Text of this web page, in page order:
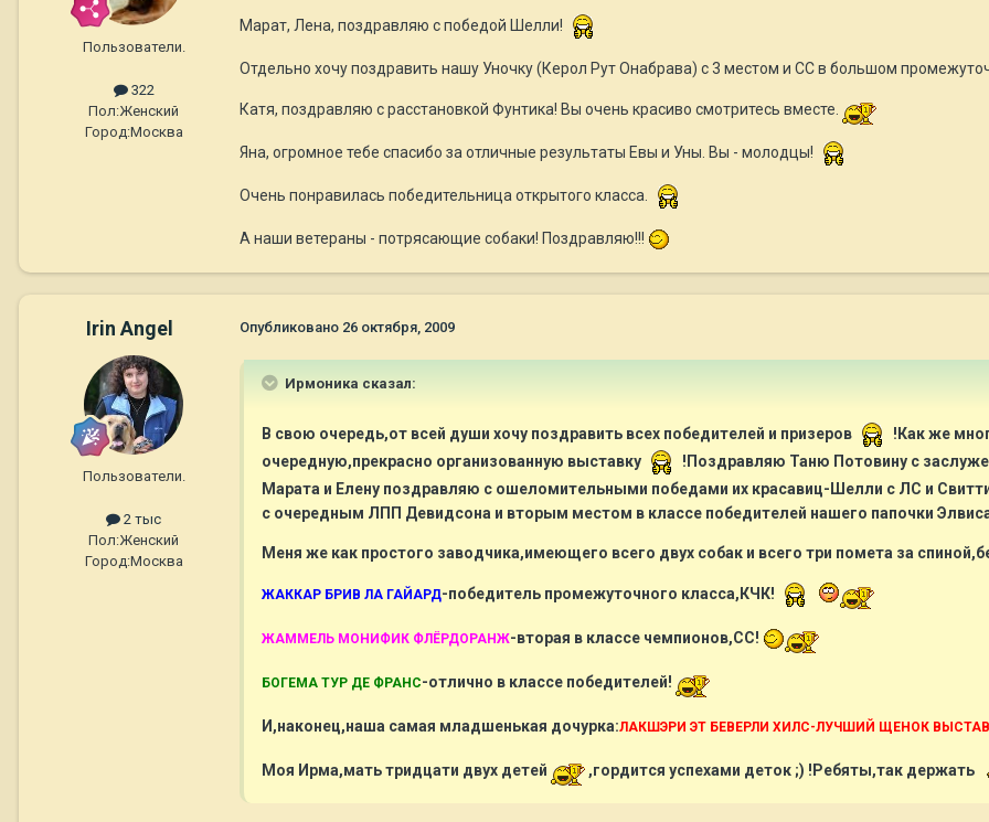
Пользователи.
322
Пол:Женский
Город:Москва
Марат, Лена, поздравляю с победой Шелли!
Отдельно хочу поздравить нашу Уночку (Керол Рут Онабрава) с 3 местом и СС в большом
Катя, поздравляю с расстановкой Фунтика! Вы очень красиво смотритесь вместе.
Яна, огромное тебе спасибо за отличные результаты Евы и Уны. Вы - молодцы!
Очень понравилась победительница открытого класса.
А наши ветераны - потрясающие собаки! Поздравляю!!!
Irin Angel
Пользователи.
2 тыс
Пол:Женский
Город:Москва
Опубликовано 26 октября, 2009
Ирмоника сказал:
В свою очередь,от всей души хочу поздравить всех победителей и призеров
!Как же
очередную,прекрасно организованную выставку
!Поздравляю Таню Потовину с
Марата и Елену поздравляю с ошеломительными победами их красавиц-Шелли с ЛС и
с очередным ЛПП Девидсона и вторым местом в классе победителей нашего папочки
Меня же как простого заводчика,имеющего всего двух собак и всего три помета за
ЖАККАР БРИВ ЛА ГАЙАРД-победитель промежуточного класса,КЧК!
ЖАММЕЛЬ МОНИФИК ФЛЁРДОРАНЖ-вторая в классе чемпионов,СС!
БОГЕМА ТУР ДЕ ФРАНС-отлично в классе победителей!
И,наконец,наша самая младшенькая дочурка:ЛАКШЭРИ ЭТ БЕВЕРЛИ ХИЛС-ЛУЧШИЙ ЩЕНОК
Моя Ирма,мать тридцати двух детей ,гордится успехами деток ;) !Ребяты,так держать